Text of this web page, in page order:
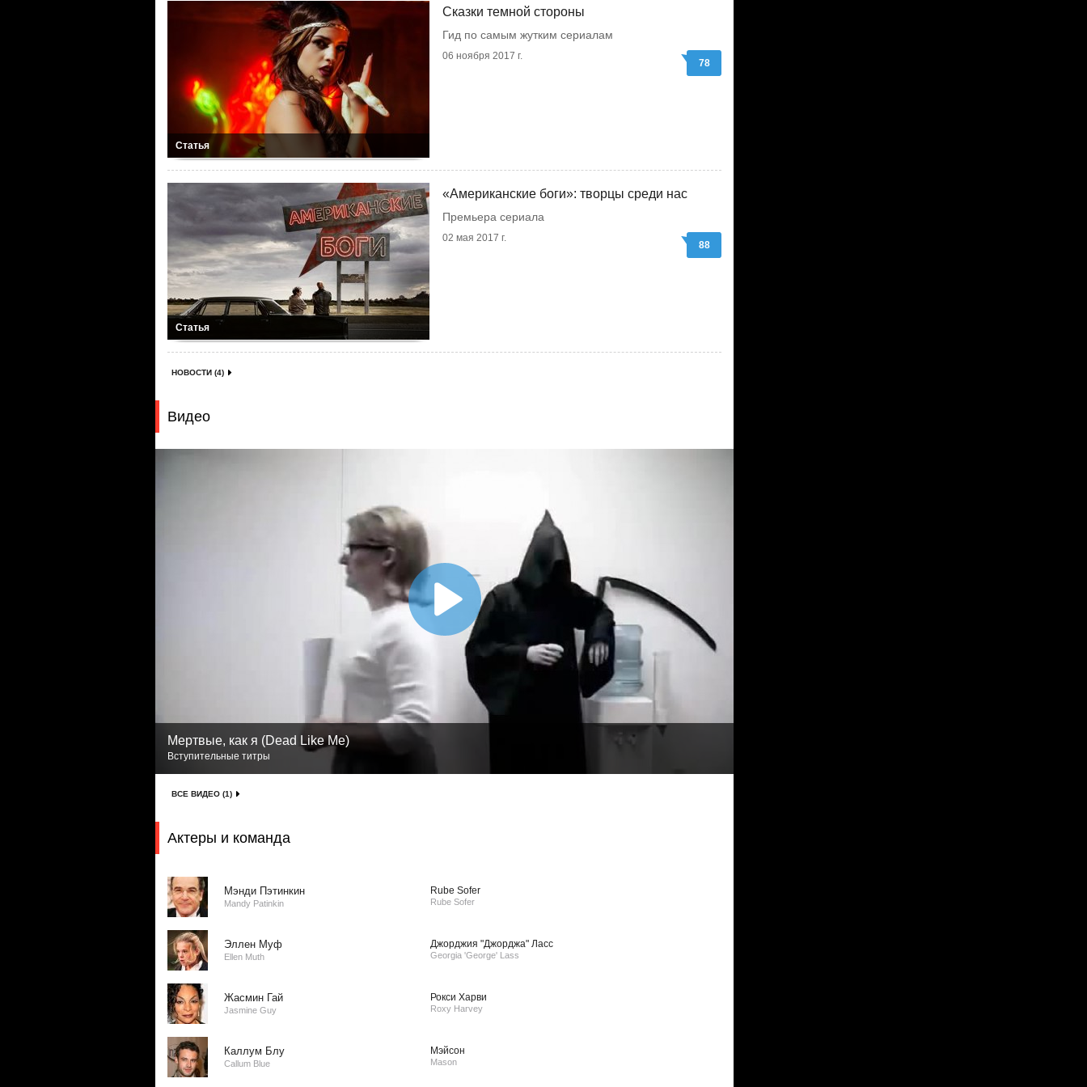
Статья
Сказки темной стороны
Гид по самым жутким сериалам
06 ноября 2017 г.
78
Статья
«Американские боги»: творцы среди нас
Премьера сериала
02 мая 2017 г.
88
НОВОСТИ (4)
Видео
Мертвые, как я (Dead Like Me)
Вступительные титры
ВСЕ ВИДЕО (1)
Актеры и команда
Мэнди Пэтинкин
Mandy Patinkin
Rube Sofer
Rube Sofer
Эллен Муф
Ellen Muth
Джорджия "Джорджа" Ласс
Georgia 'George' Lass
Жасмин Гай
Jasmine Guy
Рокси Харви
Roxy Harvey
Каллум Блу
Callum Blue
Мэйсон
Mason